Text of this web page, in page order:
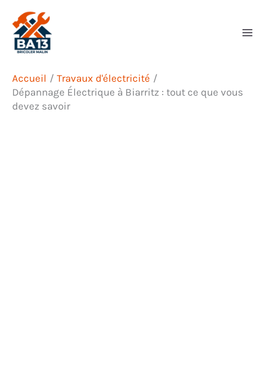
contenu
Accueil
Travaux d'électricité
Dépannage Électrique à Biarritz : tout ce que vous
devez savoir
Rechercher